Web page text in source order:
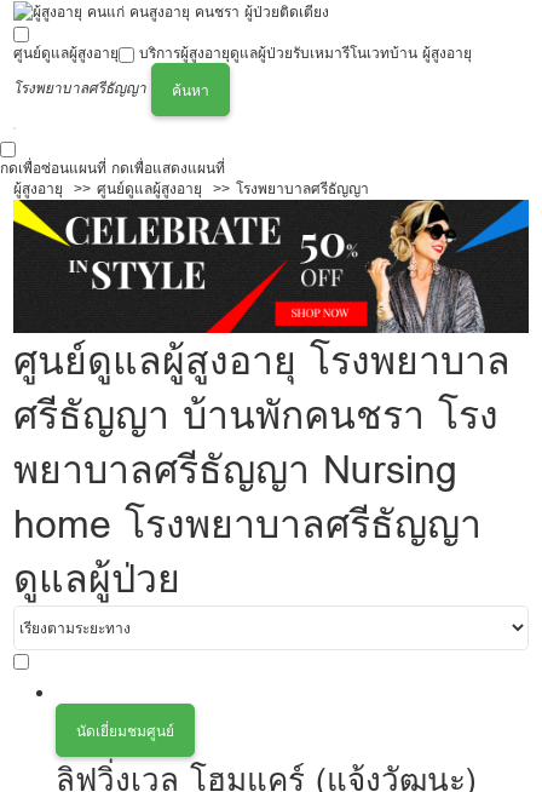
ศูนย์ดูแลผู้สูงอายุ บริการผู้สูงอายุดูแลผู้ป่วยรับเหมารีโนเวทบ้าน ผู้สูงอายุ
โรงพยาบาลศรีธัญญา
ค้นหา
กดเพื่อซ่อนแผนที่ กดเพื่อแสดงแผนที่
ผู้สูงอายุ
ศูนย์ดูแลผู้สูงอายุ โรงพยาบาลศรีธัญญา
ศูนย์ดูแลผู้สูงอายุ โรงพยาบาล
ศรีธัญญา บ้านพักคนชรา โรง
พยาบาลศรีธัญญา Nursing
home โรงพยาบาลศรีธัญญา
ดูแลผู้ป่วย
นัดเยี่ยมชมศูนย์
ลิฟวิ่งเวล โฮมแคร์ (แจ้งวัฒนะ)